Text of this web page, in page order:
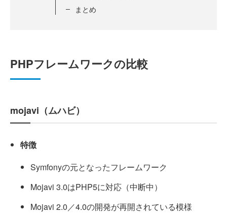
まとめ
PHPフレームワークの比較
mojavi（ムハビ）
特徴
Symfonyの元となったフレームワーク
Mojavi 3.0はPHP5に対応（中断中）
Mojavi 2.0／4.0の開発が再開されている模様